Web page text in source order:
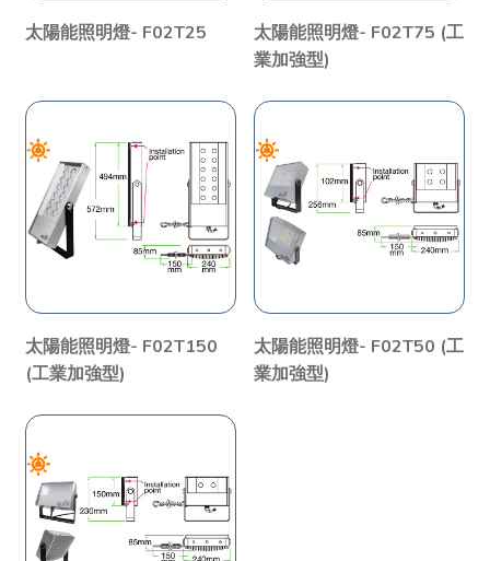
太陽能照明燈- F02T25
太陽能照明燈- F02T75 (工
業加強型)
太陽能照明燈- F02T150
(工業加強型)
太陽能照明燈- F02T50 (工
業加強型)